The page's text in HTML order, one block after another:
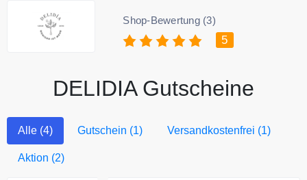
Shop-Bewertung (3)
5
DELIDIA Gutscheine
Alle (4) Gutschein (1) Versandkostenfrei (1)
Aktion (2)